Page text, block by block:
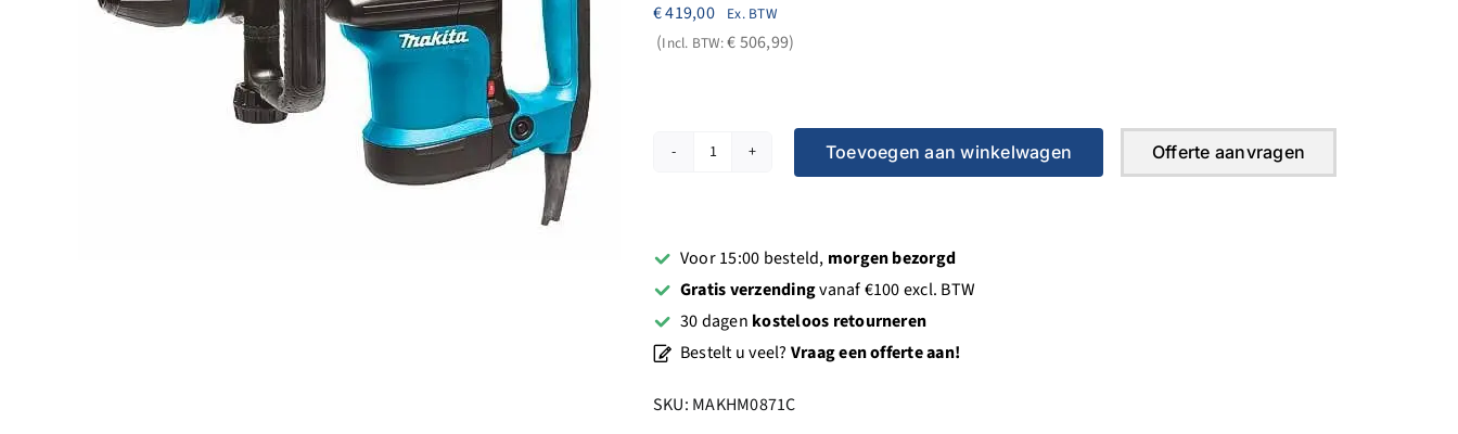
€419,00
Ex. BTW
Incl. BTW:€506,99
Makita
HM0871C
SDS-
aantal
Toevoegen aan winkelwagen Offerte aanvragen
Voor 15:00 besteld, morgen bezorgd
Gratis verzendingvanaf €100 excl. BTW
30 dagen kosteloos retourneren
Bestelt u veel? Vraag een offerte aan!
SKU: MAKHM0871C